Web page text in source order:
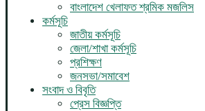
বাংলাদেশ খেলাফত শ্রমিক মজলিস
কর্মসূচি
জাতীয় কর্মসূচি
জেলা/শাখা কর্মসূচি
প্রশিক্ষণ
জনসভা/সমাবেশ
সংবাদ ও বিবৃতি
প্রেস বিজ্ঞপ্তি